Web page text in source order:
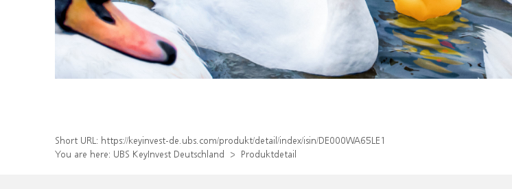
Short URL: https://keyinvest-de.ubs.com/produkt/detail/index/isin/DE000WA65LE1
You are here: UBS KeyInvest Deutschland Produktdetail